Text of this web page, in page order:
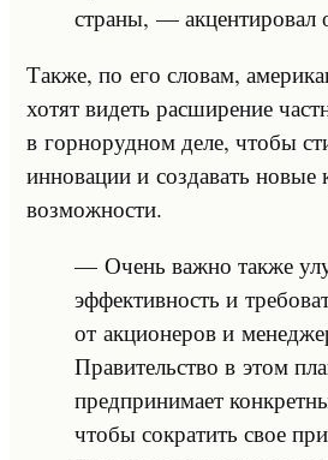
страны, — акцентировал
Также, по его словам,
хотят видеть расширение
в горнорудном деле, чтобы
инновации и создавать новые
возможности.
— Очень важно также
эффективность и
от акционеров и
Правительство в этом
предпринимает
чтобы сократить свое